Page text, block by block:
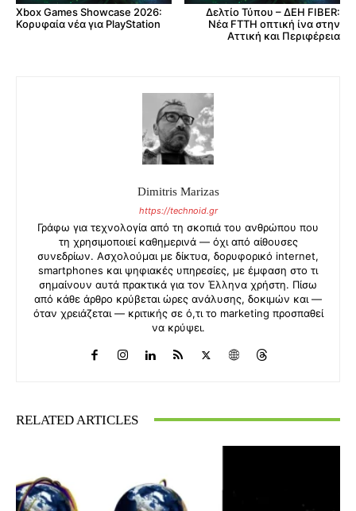
Xbox Games Showcase 2026:
Κορυφαία νέα για PlayStation
Δελτίο Τύπου – ΔΕΗ FIBER:
Νέα FTTH οπτική ίνα στην
Αττική και Περιφέρεια
Dimitris Marizas
https://technoid.gr
Γράφω για τεχνολογία από τη σκοπιά του ανθρώπου που
τη χρησιμοποιεί καθημερινά — όχι από αίθουσες
συνεδρίων. Ασχολούμαι με δίκτυα, δορυφορικό internet,
smartphones και ψηφιακές υπηρεσίες, με έμφαση στο τι
σημαίνουν αυτά πρακτικά για τον Έλληνα χρήστη. Πίσω
από κάθε άρθρο κρύβεται ώρες ανάλυσης, δοκιμών και —
όταν χρειάζεται — κριτικής σε ό,τι το marketing προσπαθεί
να κρύψει.
RELATED ARTICLES